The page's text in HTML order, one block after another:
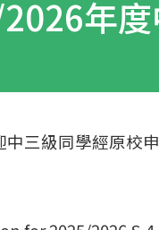
年
三級同學經原校